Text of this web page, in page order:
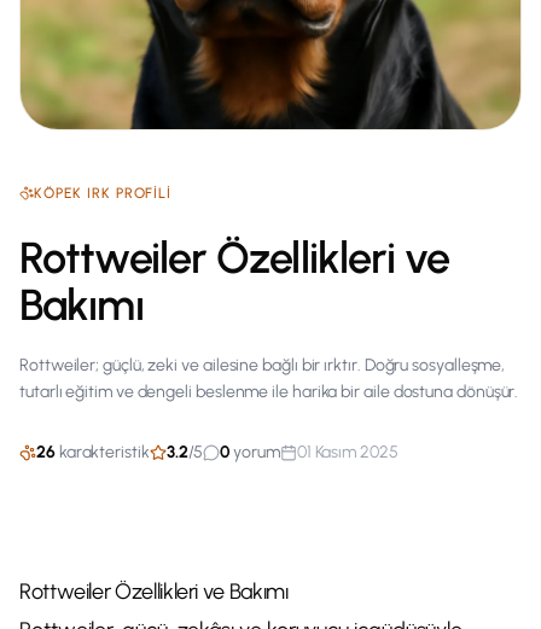
KÖPEK IRK PROFILI
Rottweiler Özellikleri ve
Bakımı
Rottweiler; güçlü, zeki ve ailesine bağlı bir ırktır. Doğru sosyalleşme,
tutarlı eğitim ve dengeli beslenme ile harika bir aile dostuna dönüşür.
26 karakteristik 3.2/5 0yorum 01 Kasım 2025
Rottweiler Özellikleri ve Bakımı